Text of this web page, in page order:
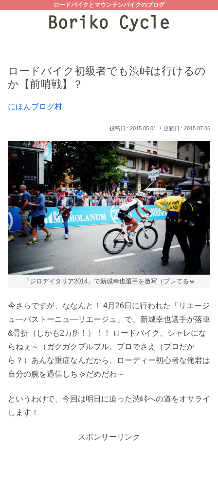
ロードバイクとマウンテンバイクのブログ
ロードバイク初級者でも渋峠は行けるの
か【前哨戦】？
にほんブログ村
2015.05.01 2015.07.06
「ジロデイタリア2014」で新城幸也選手を激写（ブレてるｗ
今さらですが、ななんと！ 4月26日に行われた「リエージ
ュ―バストーニュ―リエージュ」で、新城幸也選手が落車
&骨折（しかも2カ所！）！！ ロードバイク、シャレにな
らねぇ～（ガクガクブルブル。プロでさえ（プロだか
ら？）あんな重症なんだから、ローディー初心者な俺君は
自分の腕を過信しちゃだめだわ～
というわけで、今回は明日に迫った渋峠への道をオサライ
します！
スポンサーリンク